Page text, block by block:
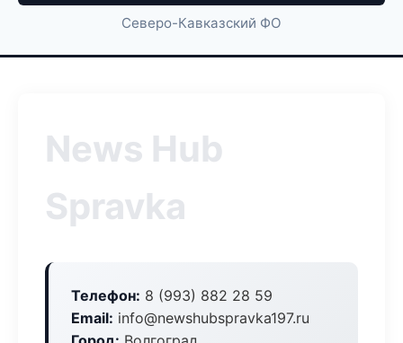
Северо-Кавказский ФО
News Hub
Spravka
Телефон: 8 (993) 882 28 59
Email: info@newshubspravka197.ru